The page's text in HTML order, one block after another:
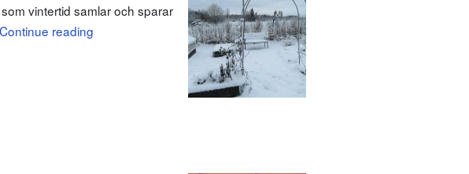
vintertid samlar och sparar
reading